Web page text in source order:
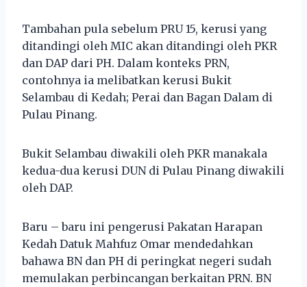
Tambahan pula sebelum PRU 15, kerusi yang
ditandingi oleh MIC akan ditandingi oleh PKR
dan DAP dari PH. Dalam konteks PRN,
contohnya ia melibatkan kerusi Bukit
Selambau di Kedah; Perai dan Bagan Dalam di
Pulau Pinang.
Bukit Selambau diwakili oleh PKR manakala
kedua-dua kerusi DUN di Pulau Pinang diwakili
oleh DAP.
Baru – baru ini pengerusi Pakatan Harapan
Kedah Datuk Mahfuz Omar mendedahkan
bahawa BN dan PH di peringkat negeri sudah
memulakan perbincangan berkaitan PRN. BN